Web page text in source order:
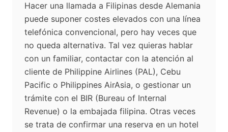
Hacer una llamada a Filipinas desde Alemania
puede suponer costes elevados con una línea
telefónica convencional, pero hay veces que
no queda alternativa. Tal vez quieras hablar
con un familiar, contactar con la atención al
cliente de Philippine Airlines (PAL), Cebu
Pacific o Philippines AirAsia, o gestionar un
trámite con el BIR (Bureau of Internal
Revenue) o la embajada filipina. Otras veces
se trata de confirmar una reserva en un hotel